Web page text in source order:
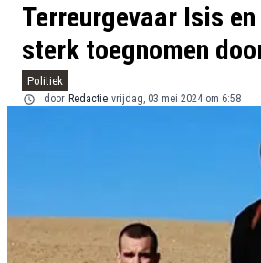
Terreurgevaar Isis
sterk toegnomen
Politiek
door Redactie vrijdag, 03 mei 2024 om 6:58